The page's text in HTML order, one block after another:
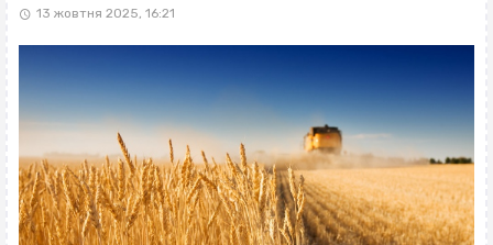
13 жовтня 2025, 16:21